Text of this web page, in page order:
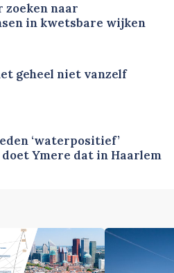
zoeken naar
in kwetsbare wijken
geheel niet vanzelf
‘waterpositief’
doet Ymere dat in Haarlem